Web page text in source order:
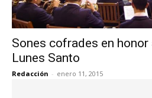
Sones cofrades en honor
Lunes Santo
Redacción - enero 11, 2015